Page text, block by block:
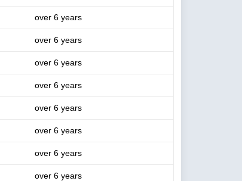
over 6 years
over 6 years
over 6 years
over 6 years
over 6 years
over 6 years
over 6 years
over 6 years